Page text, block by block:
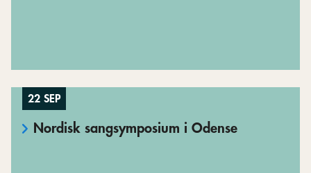
22 SEP
Nordisk sangsymposium i Odense